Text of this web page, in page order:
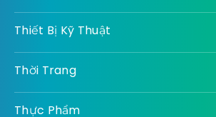
Thiết Bị Kỹ Thuật
Thời Trang
Thực Phẩm